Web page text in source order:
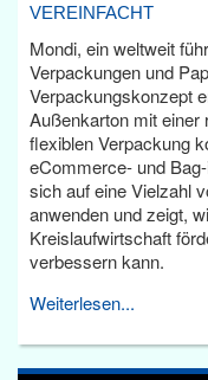
VEREINFACHT
Mondi, ein weltweit
Verpackungen und
Verpackungskonzept
Außenkarton mit
flexiblen Verpackung
eCommerce- und
sich auf eine Vielzahl
anwenden und zeigt,
Kreislaufwirtschaft
verbessern kann.
Weiterlesen...